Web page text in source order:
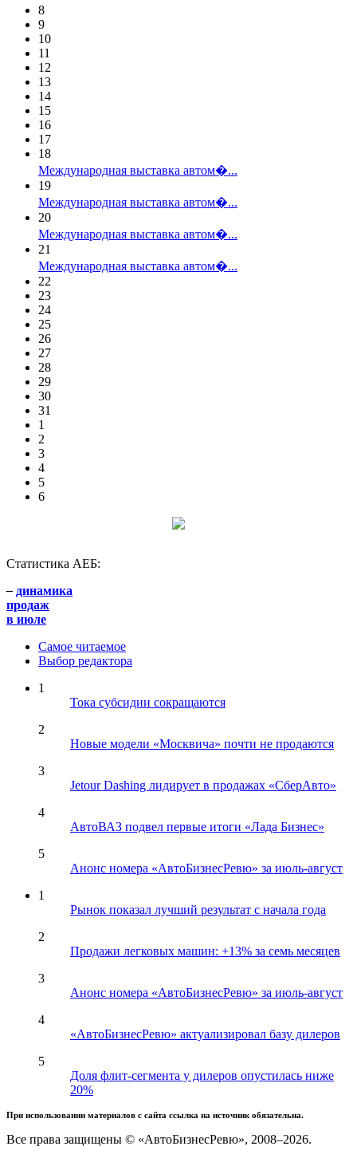
8
9
10
11
12
13
14
15
16
17
18
Международная выставка автом�...
19
Международная выставка автом�...
20
Международная выставка автом�...
21
Международная выставка автом�...
22
23
24
25
26
27
28
29
30
31
1
2
3
4
5
6
Статистика АЕБ:
– динамика
продаж
в июле
Самое читаемое
Выбор редактора
1
Тока субсидии сокращаются
2
Новые модели «Москвича» почти не продаются
3
Jetour Dashing лидирует в продажах «СберАвто»
4
АвтоВАЗ подвел первые итоги «Лада Бизнес»
5
Анонс номера «АвтоБизнесРевю» за июль-август
1
Рынок показал лучший результат с начала года
2
Продажи легковых машин: +13% за семь месяцев
3
Анонс номера «АвтоБизнесРевю» за июль-август
4
«АвтоБизнесРевю» актуализировал базу дилеров
5
Доля флит-сегмента у дилеров опустилась ниже
20%
При использовании материалов с сайта ссылка на источник обязательна.
Все права защищены © «АвтоБизнесРевю», 2008–2026.